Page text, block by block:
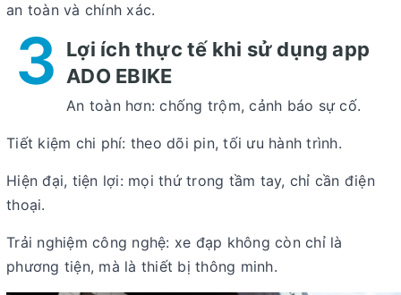
an toàn và chính xác.
3 Lợi ích thực tế khi sử dụng app
ADO EBIKE
An toàn hơn: chống trộm, cảnh báo sự cố.
Tiết kiệm chi phí: theo dõi pin, tối ưu hành trình.
Hiện đại, tiện lợi: mọi thứ trong tầm tay, chỉ cần điện
thoại.
Trải nghiệm công nghệ: xe đạp không còn chỉ là
phương tiện, mà là thiết bị thông minh.